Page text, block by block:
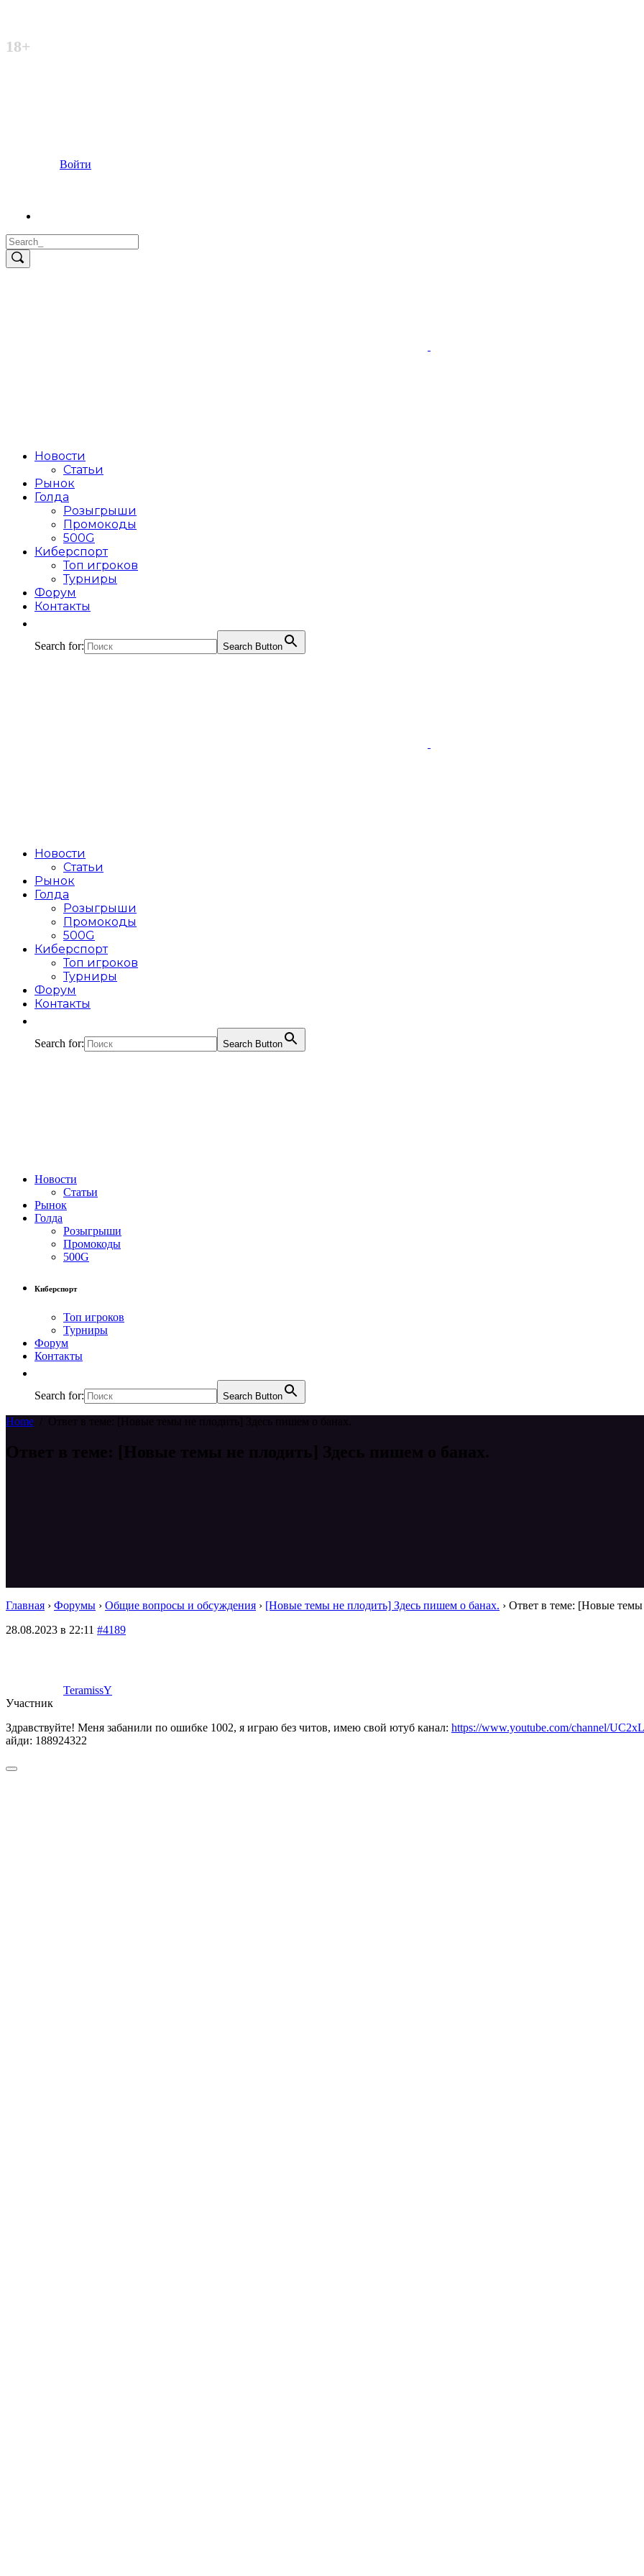
18+
Войти
Новости
Статьи
Рынок
Голда
Розыгрыши
Промокоды
500G
Киберспорт
Топ игроков
Турниры
Форум
Контакты
Search for: Search Button
Новости
Статьи
Рынок
Голда
Розыгрыши
Промокоды
500G
Киберспорт
Топ игроков
Турниры
Форум
Контакты
Search for: Search Button
Новости
Статьи
Рынок
Голда
Розыгрыши
Промокоды
500G
Киберспорт
Топ игроков
Турниры
Форум
Контакты
Search for: Search Button
Home Ответ в теме: [Новые темы не плодить] Здесь пишем о банах.
Ответ в теме: [Новые темы не плодить] Здесь пишем о банах.
Главная › Форумы › Общие вопросы и обсуждения › [Новые темы не плодить] Здесь пишем о банах. › Ответ в теме: [Новые
28.08.2023 в 22:11 #4189
TeramissY
Участник
Здравствуйте! Меня забанили по ошибке 1002, я играю без читов, имею свой ютуб канал: https://www.youtube.com/channel/
айди: 188924322